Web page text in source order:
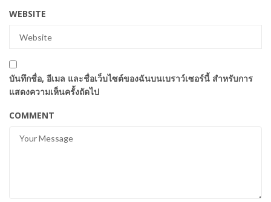
WEBSITE
บันทึกชื่อ, อีเมล และชื่อเว็บไซต์ของฉันบนเบราว์เซอร์นี้ สำหรับการ
แสดงความเห็นครั้งถัดไป
COMMENT